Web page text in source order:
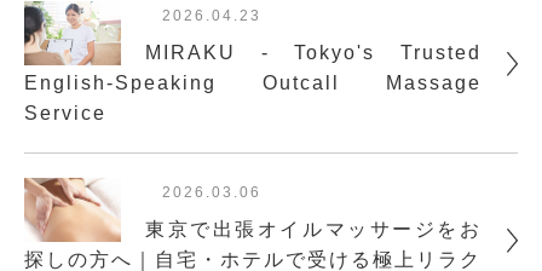
2026.04.23
MIRAKU - Tokyo's Trusted
English-Speaking Outcall Massage
Service
2026.03.06
東京で出張オイルマッサージをお
探しの方へ｜自宅・ホテルで受ける極上リラク